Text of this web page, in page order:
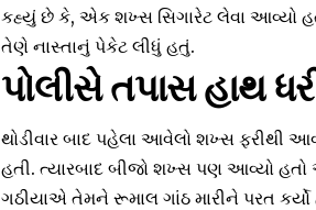
કહ્યું છે કે, એક શખ્સ સિગારેટ લેવા આવ્યો
તેણે નાસ્તાનું પેકેટ લીધું હતું.
પોલીસે તપાસ હાથ
થોડીવાર બાદ પહેલા આવેલો શખ્સ ફરીથી
હતી. ત્યારબાદ બીજો શખ્સ પણ આવ્યો
ગઠીયાએ તેમને રૂમાલ ગાંઠ મારીને પરત